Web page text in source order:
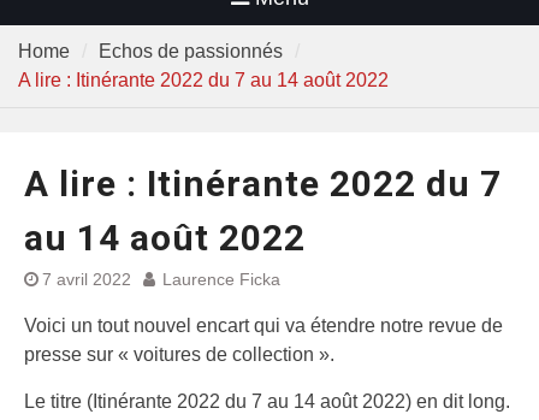
Home
Echos de passionnés
A lire : Itinérante 2022 du 7 au 14 août 2022
A lire : Itinérante 2022 du 7
au 14 août 2022
7 avril 2022 Laurence Ficka
Voici un tout nouvel encart qui va étendre notre revue de
presse sur « voitures de collection ».
Le titre (Itinérante 2022 du 7 au 14 août 2022) en dit long.